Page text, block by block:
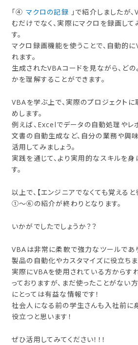
「④ マクロの記録 」で紹介しましたが
むだけでなく、実際にマクロを録画し
す。
マクロ録画機能を使うことで、自動的
れます。
生成されたVBAコードを見ながら、ど
かを理解することができます。
VBAを学ぶ上で、実際のプロジェクトに
めします。
例えば、Excelでデータの自動処理やレ
文書の自動生成など、自分の業務や興
活用してみましょう。
実践を通じて、より実用的なスキルを身
す。
以上で、【エンジニアでなくても覚える
➀～⑥の紹介が終わりとなります。
いかがでしたでしょうか？？
VBAは非常に柔軟で強力なツールで
製品の自動化やカスタマイズに役立ちま
実際にVBAを使用されている方からす
っておりますが、まだ使ったことがない
にとっては有益な情報です！
社会人になる前の学生さんも入社前に
役立つと思います！
ぜひ活用してみてください！！！